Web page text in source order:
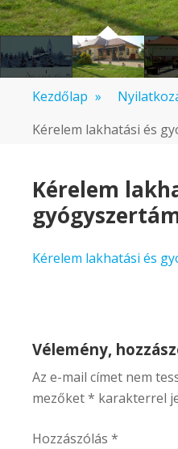
Kezdőlap »
Kérelem lakhatási és
Kérelem
Kérelem lakhatási és
Vélemény,
Az e-mail címet nem
mezőket* karakterrel
Hozzászólás *